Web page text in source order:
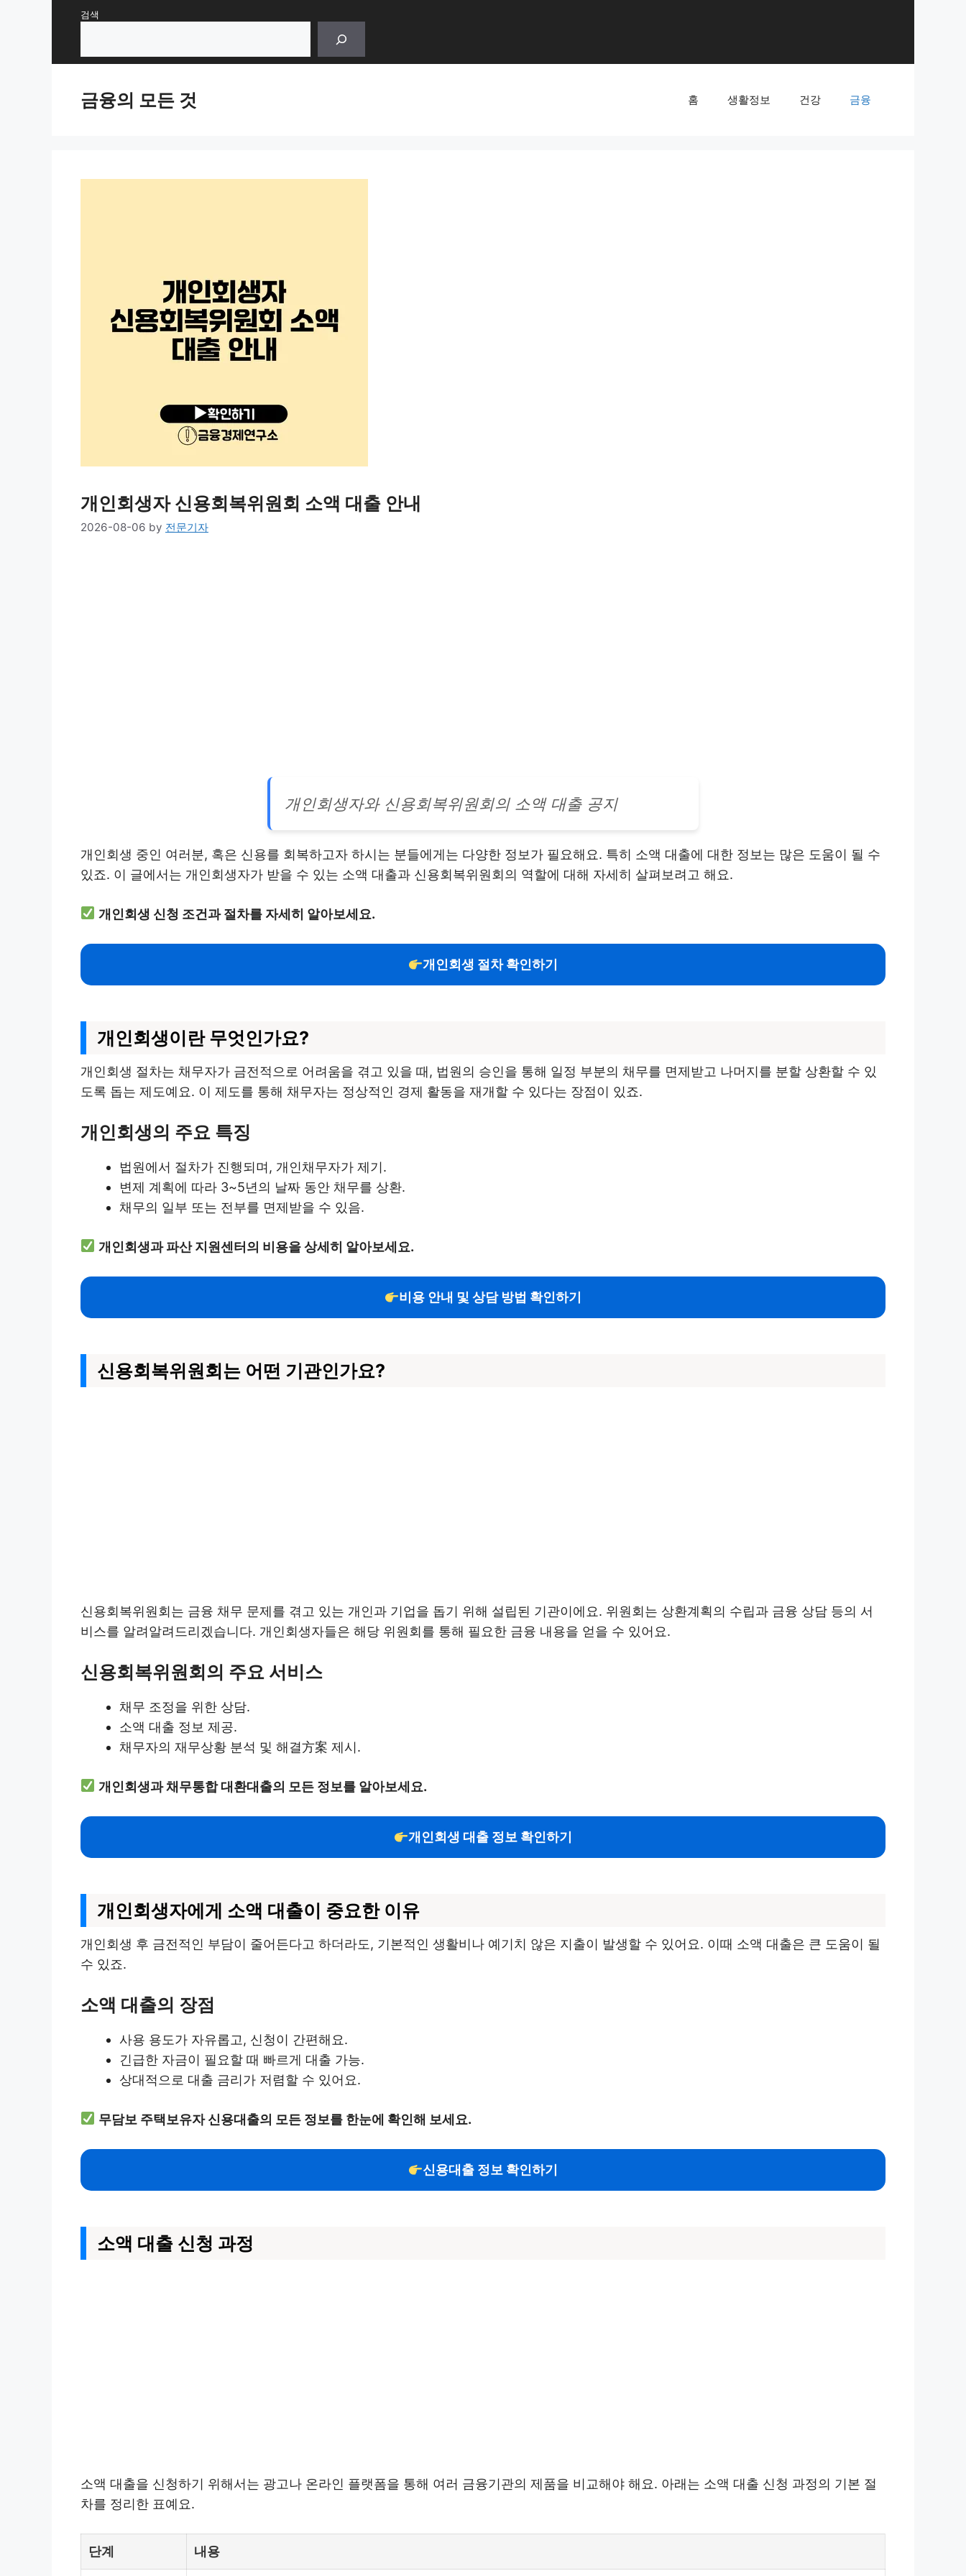
검색
금융의 모든 것 홈 생활정보 건강 금융
개인회생자 신용회복위원회 소액 대출 안내
2026-08-06 by 전문기자
개인회생자와 신용회복위원회의 소액 대출 공지
개인회생 중인 여러분, 혹은 신용를 회복하고자 하시는 분들에게는 다양한 정보가 필요해요. 특히 소액 대출에 대한 정보는 많은 도움이 될 수
있죠. 이 글에서는 개인회생자가 받을 수 있는 소액 대출과 신용회복위원회의 역할에 대해 자세히 살펴보려고 해요.
개인회생 신청 조건과 절차를 자세히 알아보세요.
개인회생 절차 확인하기
개인회생이란 무엇인가요?
개인회생 절차는 채무자가 금전적으로 어려움을 겪고 있을 때, 법원의 승인을 통해 일정 부분의 채무를 면제받고 나머지를 분할 상환할 수 있
도록 돕는 제도예요. 이 제도를 통해 채무자는 정상적인 경제 활동을 재개할 수 있다는 장점이 있죠.
개인회생의 주요 특징
법원에서 절차가 진행되며, 개인채무자가 제기.
변제 계획에 따라 3~5년의 날짜 동안 채무를 상환.
채무의 일부 또는 전부를 면제받을 수 있음.
개인회생과 파산 지원센터의 비용을 상세히 알아보세요.
비용 안내 및 상담 방법 확인하기
신용회복위원회는 어떤 기관인가요?
신용회복위원회는 금융 채무 문제를 겪고 있는 개인과 기업을 돕기 위해 설립된 기관이에요. 위원회는 상환계획의 수립과 금융 상담 등의 서
비스를 알려알려드리겠습니다. 개인회생자들은 해당 위원회를 통해 필요한 금융 내용을 얻을 수 있어요.
신용회복위원회의 주요 서비스
채무 조정을 위한 상담.
소액 대출 정보 제공.
채무자의 재무상황 분석 및 해결方案 제시.
개인회생과 채무통합 대환대출의 모든 정보를 알아보세요.
개인회생 대출 정보 확인하기
개인회생자에게 소액 대출이 중요한 이유
개인회생 후 금전적인 부담이 줄어든다고 하더라도, 기본적인 생활비나 예기치 않은 지출이 발생할 수 있어요. 이때 소액 대출은 큰 도움이 될
수 있죠.
소액 대출의 장점
사용 용도가 자유롭고, 신청이 간편해요.
긴급한 자금이 필요할 때 빠르게 대출 가능.
상대적으로 대출 금리가 저렴할 수 있어요.
무담보 주택보유자 신용대출의 모든 정보를 한눈에 확인해 보세요.
신용대출 정보 확인하기
소액 대출 신청 과정
소액 대출을 신청하기 위해서는 광고나 온라인 플랫폼을 통해 여러 금융기관의 제품을 비교해야 해요. 아래는 소액 대출 신청 과정의 기본 절
차를 정리한 표예요.
단계 내용